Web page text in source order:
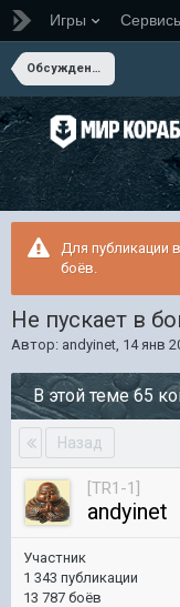
Игры
Обсуждение Мира Кораблей
Для публикации
боёв.
Не пускает в
Автор: andyinet, 14 янв
В этой теме 65
Назад
[TR1-1]
andyinet
Участник
1 343 публикации
13 787 боёв